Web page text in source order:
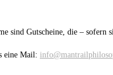
sind Gutscheine, die –
eine Mail: